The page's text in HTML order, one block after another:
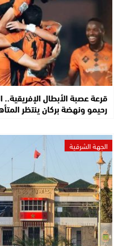
قرعة عصبة الأبطال
رحيمو ونهضة بركان ينتظر
الجهة الشرقية